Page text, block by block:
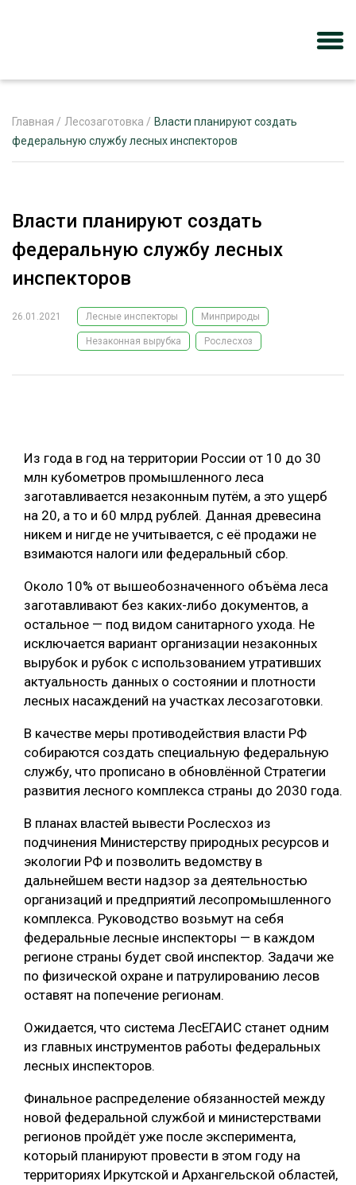
РЕКЛАМОДАТЕЛЯМ
ЛЕСНОЕ ХОЗЯЙСТВО
ЛЕСОЗАГОТОВКА
ОБРАБОТКА ДРЕВЕСИНЫ
ЛЕСОВОССТАНОВЛЕНИЕ И ЗАЩИТА
ЛОГИСТИКА
ПРОИЗВОДСТВО ДРЕВЕСНЫХ ПЛИТ
ЦБП
КОМПЛЕКСНАЯ ПЕРЕРАБОТКА
ЛЕСОПИЛЕНИЕ
ДЕРЕВЯННОЕ ДОМОСТРОЕНИЕ
БЕЗОПАСНОЕ ПРОИЗВОДСТВО
СОРТИРОВКА ДРЕВЕСИНЫ
СУШКА ДРЕВЕСИНЫ
МЕБЕЛЬНОЕ ПРОИЗВОДСТВО
ТЕМАТИЧЕСКИЕ ПРОЕКТЫ
ПОДБОРКИ СТАТЕЙ
ЭКСПЕРТНОЕ МНЕНИЕ
Главная / Лесозаготовка / Власти планируют создать
федеральную службу лесных инспекторов
Власти планируют создать
федеральную службу лесных
инспекторов
26.01.2021 Лесные инспекторы Минприроды
Незаконная вырубка Рослесхоз
Из года в год на территории России от 10 до 30
млн кубометров промышленного леса
заготавливается незаконным путём, а это ущерб
на 20, а то и 60 млрд рублей. Данная древесина
никем и нигде не учитывается, с её продажи не
взимаются налоги или федеральный сбор.
Около 10% от вышеобозначенного объёма леса
заготавливают без каких-либо документов, а
остальное — под видом санитарного ухода. Не
исключается вариант организации незаконных
вырубок и рубок с использованием утративших
актуальность данных о состоянии и плотности
лесных насаждений на участках лесозаготовки.
В качестве меры противодействия власти РФ
собираются создать специальную федеральную
службу, что прописано в обновлённой Стратегии
развития лесного комплекса страны до 2030 года.
В планах властей вывести Рослесхоз из
подчинения Министерству природных ресурсов и
экологии РФ и позволить ведомству в
дальнейшем вести надзор за деятельностью
организаций и предприятий лесопромышленного
комплекса. Руководство возьмут на себя
федеральные лесные инспекторы — в каждом
регионе страны будет свой инспектор. Задачи же
по физической охране и патрулированию лесов
оставят на попечение регионам.
Ожидается, что система ЛесЕГАИС станет одним
из главных инструментов работы федеральных
лесных инспекторов.
Финальное распределение обязанностей между
новой федеральной службой и министерствами
регионов пройдёт уже после эксперимента,
который планируют провести в этом году на
территориях Иркутской и Архангельской областей,